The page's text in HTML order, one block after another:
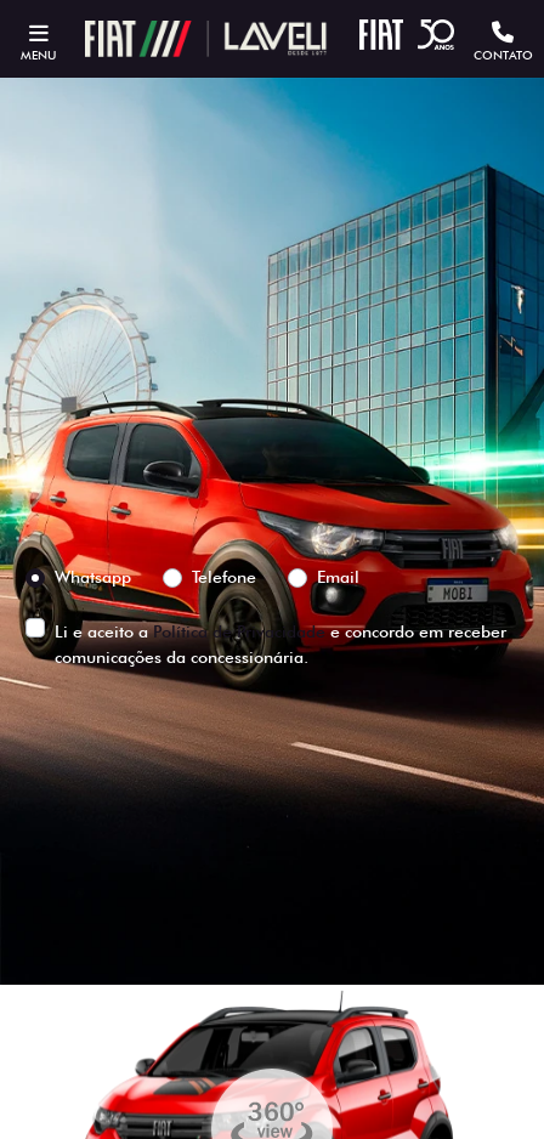
MENU CONTATO
ESTOU INTERESSADO
Versão escolhida
Preferência de contato:
Whatsapp
Telefone Email
Li e aceito aPolítica de Privacidadee concordo em receber
comunicações da concessionária.
ENTRAR EM CONTATO